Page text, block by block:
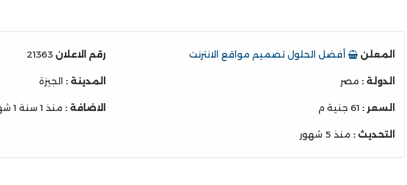
المعلن أفضل الحلول تصميم مواقع الانترنت رقم الاعلان 21363
الدولة : مصر المدينة : الجيزة
السعر : 61 جنية م الاضافة : منذ 1 سنة 1 شهر
التحديث : منذ 5 شهور